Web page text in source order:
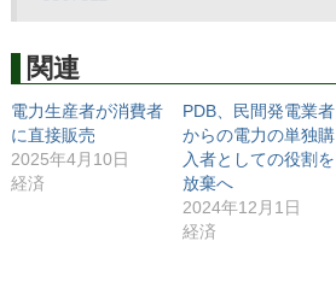
関連
電力生産者が消費者
に直接販売
2025年4月10日
経済
PDB、民間発電業者
からの電力の単独購
入者としての役割を
放棄へ
2024年12月1日
経済